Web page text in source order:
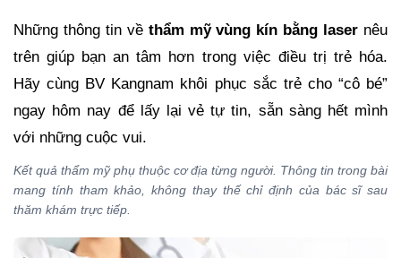
Những thông tin về thẩm mỹ vùng kín bằng laser nêu
trên giúp bạn an tâm hơn trong việc điều trị trẻ hóa.
Hãy cùng BV Kangnam khôi phục sắc trẻ cho “cô bé”
ngay hôm nay để lấy lại vẻ tự tin, sẵn sàng hết mình
với những cuộc vui.
Kết quả thẩm mỹ phụ thuộc cơ địa từng người. Thông tin trong bài
mang tính tham khảo, không thay thế chỉ định của bác sĩ sau
thăm khám trực tiếp.